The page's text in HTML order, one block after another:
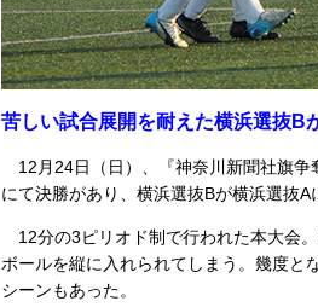
苦しい試合展開を耐えた横浜選抜B
12月24日（日）、『神奈川新聞社旗争
にて決勝があり、横浜選抜Bが横浜選抜A
12分の3ピリオド制で行われた本大会
ボールを縦に入れられてしまう。幾度と
シーンもあった。